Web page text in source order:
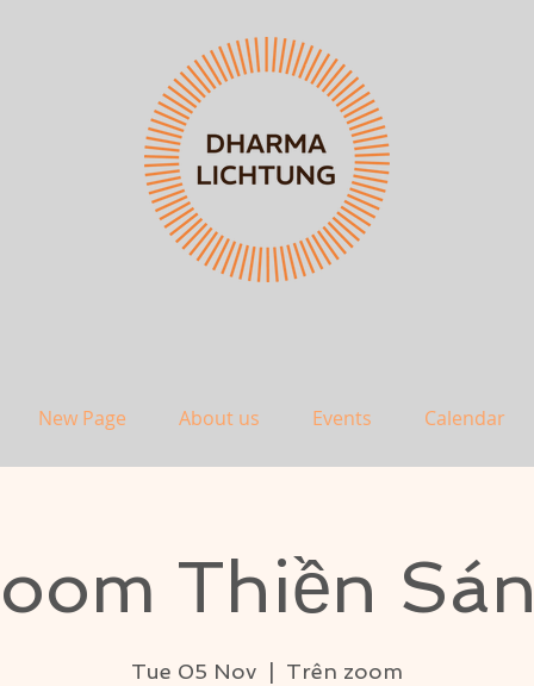
New Page About us Events Calendar
Thiền
Tue 05 Nov Trên zoom